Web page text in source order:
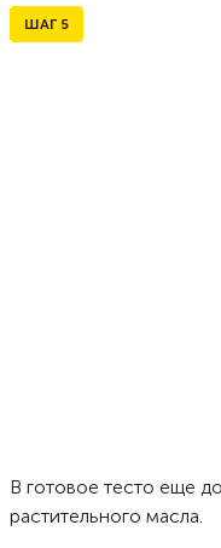
ШАГ 5
В готовое тесто еще
растительного масла.